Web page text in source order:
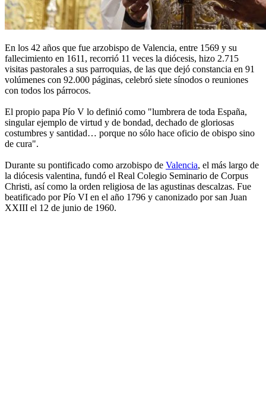
En los 42 años que fue arzobispo de Valencia, entre 1569 y su
fallecimiento en 1611, recorrió 11 veces la diócesis, hizo 2.715
visitas pastorales a sus parroquias, de las que dejó constancia en 91
volúmenes con 92.000 páginas, celebró siete sínodos o reuniones
con todos los párrocos.
El propio papa Pío V lo definió como "lumbrera de toda España,
singular ejemplo de virtud y de bondad, dechado de gloriosas
costumbres y santidad… porque no sólo hace oficio de obispo sino
de cura".
Durante su pontificado como arzobispo de Valencia, el más largo de
la diócesis valentina, fundó el Real Colegio Seminario de Corpus
Christi, así como la orden religiosa de las agustinas descalzas. Fue
beatificado por Pío VI en el año 1796 y canonizado por san Juan
XXIII el 12 de junio de 1960.